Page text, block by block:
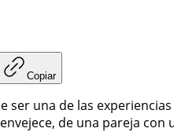
Copiar
ser una de las
de una pareja